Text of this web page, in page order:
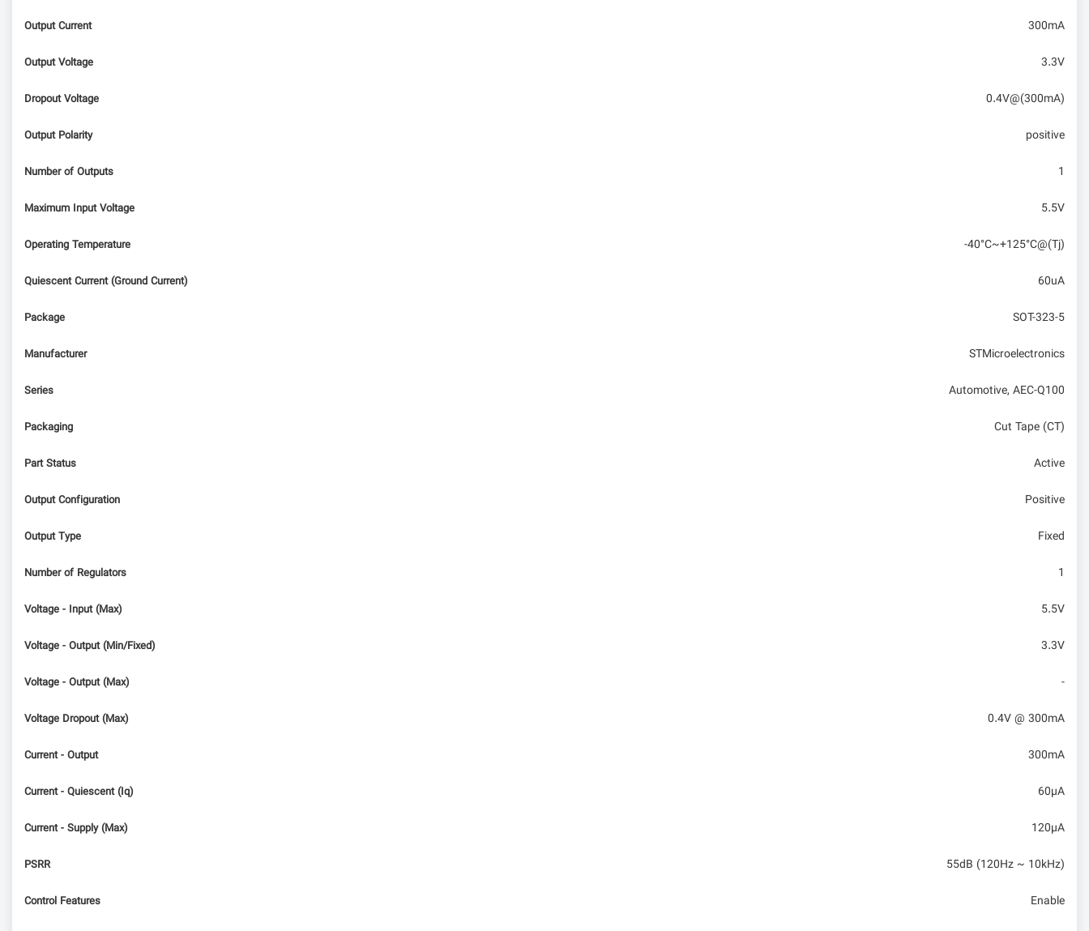
Output Current 300mA
Output Voltage 3.3V
Dropout Voltage 0.4V@(300mA)
Output Polarity positive
Number of Outputs 1
Maximum Input Voltage 5.5V
Operating Temperature -40°C~+125°C@(Tj)
Quiescent Current (Ground Current) 60uA
Package SOT-323-5
Manufacturer STMicroelectronics
Series Automotive, AEC-Q100
Packaging Cut Tape (CT)
Part Status Active
Output Configuration Positive
Output Type Fixed
Number of Regulators 1
Voltage - Input (Max) 5.5V
Voltage - Output (Min/Fixed) 3.3V
Voltage - Output (Max) -
Voltage Dropout (Max) 0.4V @ 300mA
Current - Output 300mA
Current - Quiescent (Iq) 60µA
Current - Supply (Max) 120µA
PSRR 55dB (120Hz ~ 10kHz)
Control Features Enable